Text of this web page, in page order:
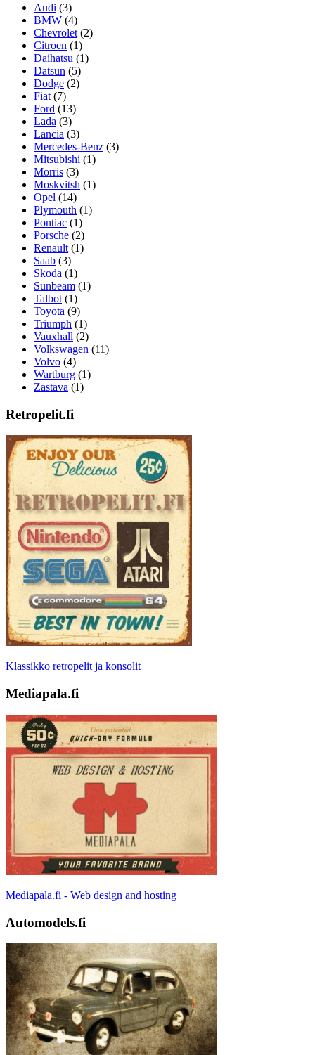
Audi (3)
BMW (4)
Chevrolet (2)
Citroen (1)
Daihatsu (1)
Datsun (5)
Dodge (2)
Fiat (7)
Ford (13)
Lada (3)
Lancia (3)
Mercedes-Benz (3)
Mitsubishi (1)
Morris (3)
Moskvitsh (1)
Opel (14)
Plymouth (1)
Pontiac (1)
Porsche (2)
Renault (1)
Saab (3)
Skoda (1)
Sunbeam (1)
Talbot (1)
Toyota (9)
Triumph (1)
Vauxhall (2)
Volkswagen (11)
Volvo (4)
Wartburg (1)
Zastava (1)
Retropelit.fi
Klassikko retropelit ja konsolit
Mediapala.fi
Mediapala.fi - Web design and hosting
Automodels.fi